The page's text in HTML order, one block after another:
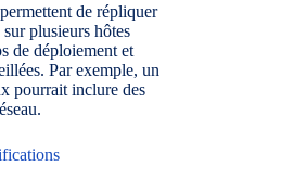
permettent de répliquer
plusieurs hôtes
de déploiement et
Par exemple, un
pourrait inclure des